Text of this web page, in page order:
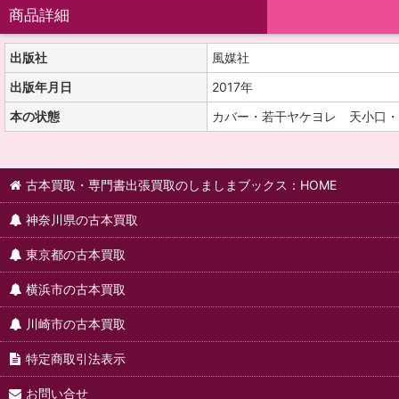
商品詳細
出版社
風媒社
出版年月日
2017年
本の状態
カバー・若干ヤケヨレ 天小口
古本買取・専門書出張買取のしましまブックス：HOME
神奈川県の古本買取
東京都の古本買取
横浜市の古本買取
川崎市の古本買取
特定商取引法表示
お問い合せ